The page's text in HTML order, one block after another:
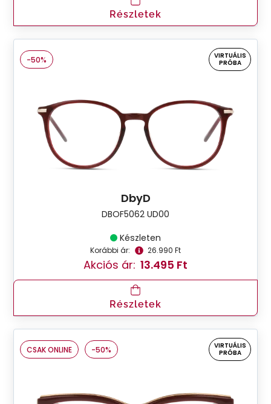
Részletek
-50%
VIRTUÁLIS
PRÓBA
DbyD
DBOF5062 UD00
Készleten
Korábbi ár: 26.990 Ft
Akciós ár: 13.495 Ft
Részletek
CSAK ONLINE -50%
VIRTUÁLIS
PRÓBA